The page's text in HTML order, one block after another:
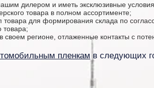
дилером и иметь эксклюзивные условия
товара в полном ассортименте;
для формирования склада по
товара;
своем регионе, отлаженные контакты с
пленкам в следующих